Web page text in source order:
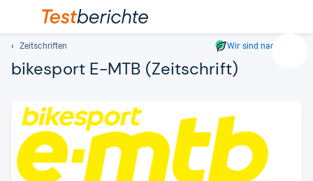
Zeitschriften Wir sind nachhaltig
bikesport E-MTB (Zeitschrift)